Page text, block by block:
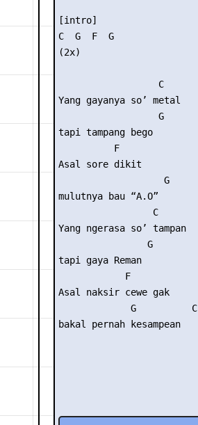
[intro]
C  G  F  G
(2x)
                  C
Yang gayanya so’ metal
                  G
tapi tampang bego
          F
Asal sore dikit
                   G
mulutnya bau “A.O”
                 C
Yang ngerasa so’ tampan
                G
tapi gaya Reman
            F
Asal naksir cewe gak
             G          C